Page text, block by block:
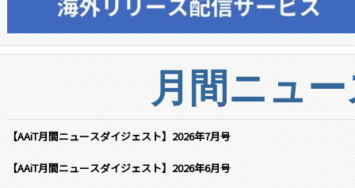
月間ニュ
【AAiT月間ニュースダイジェスト】2026年7月号
【AAiT月間ニュースダイジェスト】2026年6月号